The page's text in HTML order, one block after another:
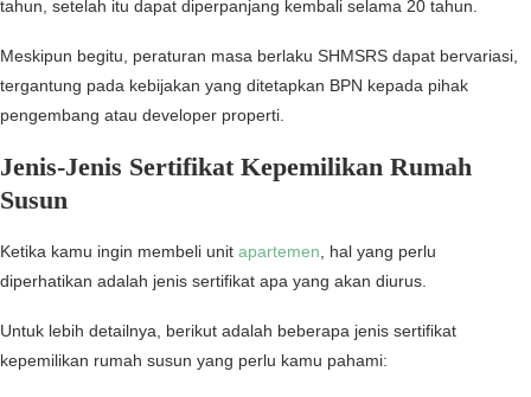
tahun, setelah itu dapat diperpanjang kembali selama 20 tahun.
Meskipun begitu, peraturan masa berlaku SHMSRS dapat bervariasi,
tergantung pada kebijakan yang ditetapkan BPN kepada pihak
pengembang atau developer properti.
Jenis-Jenis Sertifikat Kepemilikan Rumah
Susun
Ketika kamu ingin membeli unit apartemen, hal yang perlu
diperhatikan adalah jenis sertifikat apa yang akan diurus.
Untuk lebih detailnya, berikut adalah beberapa jenis sertifikat
kepemilikan rumah susun yang perlu kamu pahami: